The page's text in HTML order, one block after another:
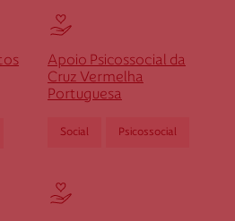
LagosApoio Psicossocial da
Cruz Vermelha
Portuguesa
Social Psicossocial